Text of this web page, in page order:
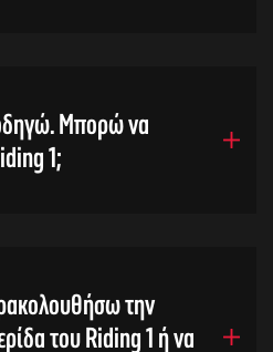
Μπορώ να
1;
την
του Riding 1 ή να